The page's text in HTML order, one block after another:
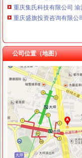
重庆华康假肢矫形有限公
成都国科海博信息技术股
上海兆妩贸易有限公司重
重庆鸽牌电线电缆有限公
重庆傲志众达投资咨询有
重庆国洪体育设施有限公
重庆奕欣锦诚商贸有限公
重庆饰知广告传媒有限公
重庆全景信息技术有限公
重庆集氏科技有限公司 渝
重庆盛旗投资咨询有限公
重庆华康假肢矫形有限公
成都国科海博信息技术股
上海兆妩贸易有限公司重
公司位置（地图）
观音岩注册外贸公司
注册外贸公司、香港公司
武汉外贸公司注册【价格
上海外贸公司注册费用与
太原注册外贸公司,注册外
纤芝服饰有限公司|纤芝服
外贸公司注册资本需要多